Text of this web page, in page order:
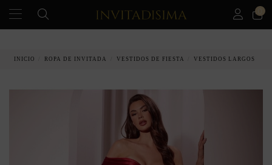
INICIO ROPA DE INVITADA VESTIDOS DE FIESTA VESTIDOS LARGOS